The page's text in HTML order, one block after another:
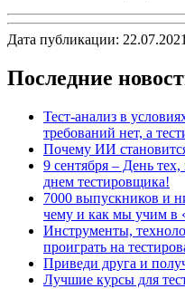
Дата публикации:
Последние
Тест-анализ в
требований нет, а
Почему ИИ
9 сентября – День
днем тестировщика!
7000 выпускников и
чему и как мы учим в
Инструменты,
проиграть на
Приведи друга и
Лучшие курсы для